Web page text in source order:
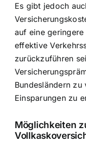
Es gibt jedoch
auf eine
effektive
zurückzuführen
Bundesländern
Einsparungen zu
Möglichkeiten